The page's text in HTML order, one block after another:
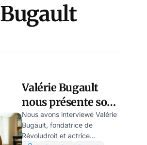
Bugault
Valérie Bugault
nous présente son
monde d’après
Nous avons interviewé Valérie
Bugault, fondatrice de
Révoludroit et actrice